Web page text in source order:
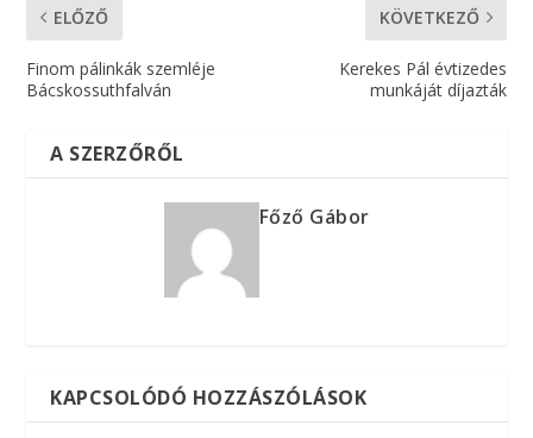
ELŐZŐ
Finom pálinkák szemléje
Bácskossuthfalván
KÖVETKEZŐ
Kerekes Pál évtizedes
munkáját díjazták
A SZERZŐRŐL
Főző Gábor
KAPCSOLÓDÓ HOZZÁSZÓLÁSOK